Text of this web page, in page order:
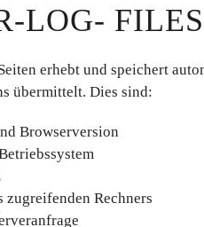
LOG- FILES
erhebt und speichert
übermittelt. Dies sind:
Browserversion
zugreifenden Rechners